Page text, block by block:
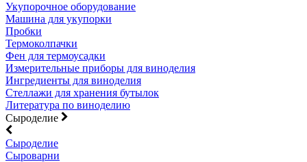
Укупорочное оборудование
Машина для укупорки
Пробки
Термоколпачки
Фен для термоусадки
Измерительные приборы для виноделия
Ингредиенты для виноделия
Стеллажи для хранения бутылок
Литература по виноделию
Сыроделие
Сыроделие
Сыроварни